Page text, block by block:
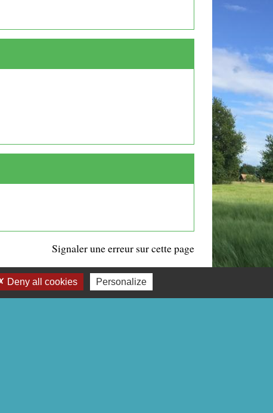
Signaler une erreur sur cette page
Deny all cookies Personalize